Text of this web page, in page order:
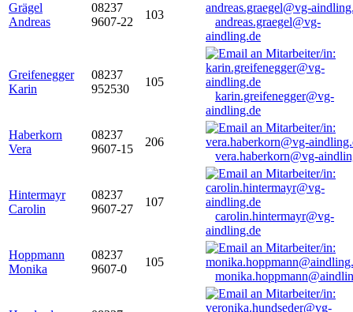
Grägel
Andreas
08237
9607-22
103
andreas.graegel@vg-
aindling.de
Greifenegger
Karin
08237
952530
105
karin.greifenegger@vg-
aindling.de
Haberkorn
Vera
08237
9607-15
206
vera.haberkorn@vg-
Hintermayr
Carolin
08237
9607-27
107
carolin.hintermayr@vg-
aindling.de
Hoppmann
Monika
08237
9607-0
105